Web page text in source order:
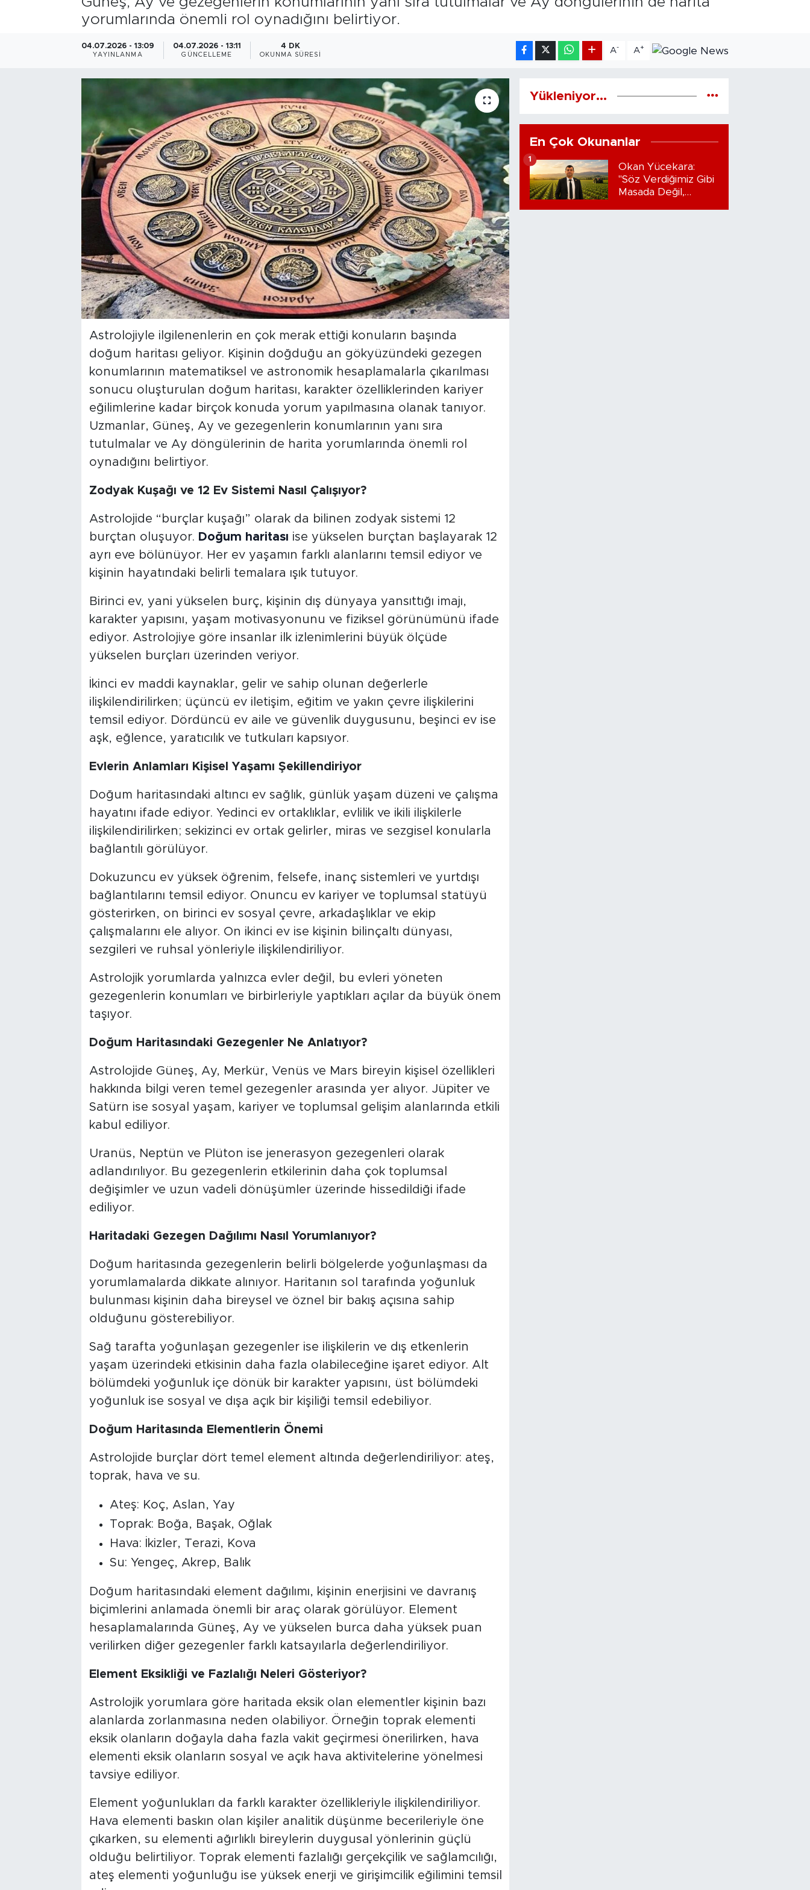
yorumlarında önemli rol oynadığını belirtiyor.
04.07.2026 - 13:09
YAYINLANMA
04.07.2026 - 13:11
GÜNCELLEME
4 DK
OKUNMA SÜRESI
A- A+
Astrolojiyle ilgilenenlerin en çok merak ettiği konuların başında
doğum haritası geliyor. Kişinin doğduğu an gökyüzündeki gezegen
konumlarının matematiksel ve astronomik hesaplamalarla çıkarılması
sonucu oluşturulan doğum haritası, karakter özelliklerinden kariyer
eğilimlerine kadar birçok konuda yorum yapılmasına olanak tanıyor.
Uzmanlar, Güneş, Ay ve gezegenlerin konumlarının yanı sıra
tutulmalar ve Ay döngülerinin de harita yorumlarında önemli rol
oynadığını belirtiyor.
Zodyak Kuşağı ve 12 Ev Sistemi Nasıl Çalışıyor?
Astrolojide “burçlar kuşağı” olarak da bilinen zodyak sistemi 12
burçtan oluşuyor. Doğum haritası ise yükselen burçtan başlayarak 12
ayrı eve bölünüyor. Her ev yaşamın farklı alanlarını temsil ediyor ve
kişinin hayatındaki belirli temalara ışık tutuyor.
Birinci ev, yani yükselen burç, kişinin dış dünyaya yansıttığı imajı,
karakter yapısını, yaşam motivasyonunu ve fiziksel görünümünü ifade
ediyor. Astrolojiye göre insanlar ilk izlenimlerini büyük ölçüde
yükselen burçları üzerinden veriyor.
İkinci ev maddi kaynaklar, gelir ve sahip olunan değerlerle
ilişkilendirilirken; üçüncü ev iletişim, eğitim ve yakın çevre ilişkilerini
temsil ediyor. Dördüncü ev aile ve güvenlik duygusunu, beşinci ev ise
aşk, eğlence, yaratıcılık ve tutkuları kapsıyor.
Evlerin Anlamları Kişisel Yaşamı Şekillendiriyor
Doğum haritasındaki altıncı ev sağlık, günlük yaşam düzeni ve çalışma
hayatını ifade ediyor. Yedinci ev ortaklıklar, evlilik ve ikili ilişkilerle
ilişkilendirilirken; sekizinci ev ortak gelirler, miras ve sezgisel konularla
bağlantılı görülüyor.
Dokuzuncu ev yüksek öğrenim, felsefe, inanç sistemleri ve yurtdışı
bağlantılarını temsil ediyor. Onuncu ev kariyer ve toplumsal statüyü
gösterirken, on birinci ev sosyal çevre, arkadaşlıklar ve ekip
çalışmalarını ele alıyor. On ikinci ev ise kişinin bilinçaltı dünyası,
sezgileri ve ruhsal yönleriyle ilişkilendiriliyor.
Astrolojik yorumlarda yalnızca evler değil, bu evleri yöneten
gezegenlerin konumları ve birbirleriyle yaptıkları açılar da büyük önem
taşıyor.
Doğum Haritasındaki Gezegenler Ne Anlatıyor?
Astrolojide Güneş, Ay, Merkür, Venüs ve Mars bireyin kişisel özellikleri
hakkında bilgi veren temel gezegenler arasında yer alıyor. Jüpiter ve
Satürn ise sosyal yaşam, kariyer ve toplumsal gelişim alanlarında etkili
kabul ediliyor.
Uranüs, Neptün ve Plüton ise jenerasyon gezegenleri olarak
adlandırılıyor. Bu gezegenlerin etkilerinin daha çok toplumsal
değişimler ve uzun vadeli dönüşümler üzerinde hissedildiği ifade
ediliyor.
Haritadaki Gezegen Dağılımı Nasıl Yorumlanıyor?
Doğum haritasında gezegenlerin belirli bölgelerde yoğunlaşması da
yorumlamalarda dikkate alınıyor. Haritanın sol tarafında yoğunluk
bulunması kişinin daha bireysel ve öznel bir bakış açısına sahip
olduğunu gösterebiliyor.
Sağ tarafta yoğunlaşan gezegenler ise ilişkilerin ve dış etkenlerin
yaşam üzerindeki etkisinin daha fazla olabileceğine işaret ediyor. Alt
bölümdeki yoğunluk içe dönük bir karakter yapısını, üst bölümdeki
yoğunluk ise sosyal ve dışa açık bir kişiliği temsil edebiliyor.
Doğum Haritasında Elementlerin Önemi
Astrolojide burçlar dört temel element altında değerlendiriliyor: ateş,
toprak, hava ve su.
Ateş: Koç, Aslan, Yay
Toprak: Boğa, Başak, Oğlak
Hava: İkizler, Terazi, Kova
Su: Yengeç, Akrep, Balık
Doğum haritasındaki element dağılımı, kişinin enerjisini ve davranış
biçimlerini anlamada önemli bir araç olarak görülüyor. Element
hesaplamalarında Güneş, Ay ve yükselen burca daha yüksek puan
verilirken diğer gezegenler farklı katsayılarla değerlendiriliyor.
Element Eksikliği ve Fazlalığı Neleri Gösteriyor?
Astrolojik yorumlara göre haritada eksik olan elementler kişinin bazı
alanlarda zorlanmasına neden olabiliyor. Örneğin toprak elementi
eksik olanların doğayla daha fazla vakit geçirmesi önerilirken, hava
elementi eksik olanların sosyal ve açık hava aktivitelerine yönelmesi
tavsiye ediliyor.
Element yoğunlukları da farklı karakter özellikleriyle ilişkilendiriliyor.
Hava elementi baskın olan kişiler analitik düşünme becerileriyle öne
çıkarken, su elementi ağırlıklı bireylerin duygusal yönlerinin güçlü
olduğu belirtiliyor. Toprak elementi fazlalığı gerçekçilik ve sağlamcılığı,
ateş elementi yoğunluğu ise yüksek enerji ve girişimcilik eğilimini temsil
Yükleniyor...
En Çok Okunanlar
Okan Yücekara:
"Söz Verdiğimiz Gibi
Masada Değil,
1